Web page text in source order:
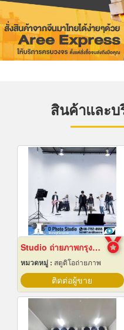
สินค้าและ
Studio ถ่ายภาพกรุงเทพ
หมวดหมู่ : สตูดิโอถ่ายภาพ
ติดต่อผู้ขาย